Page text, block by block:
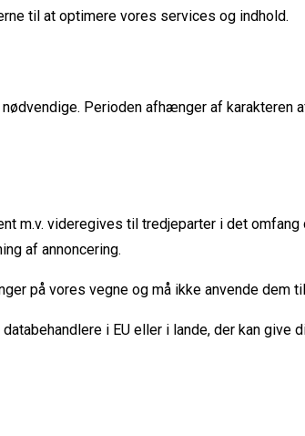
til at optimere vores services og indhold.
Perioden afhænger af karakteren
m.v. videregives til tredjeparter i det
af annoncering.
på vores vegne og må ikke anvende dem
i EU eller i lande, der kan give